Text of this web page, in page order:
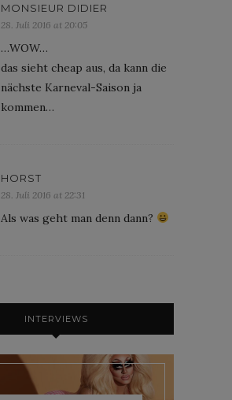
MONSIEUR DIDIER
28. Juli 2016 at 20:05
…WOW…
das sieht cheap aus, da kann die
nächste Karneval-Saison ja
kommen…
HORST
28. Juli 2016 at 22:31
Als was geht man denn dann?
INTERVIEWS